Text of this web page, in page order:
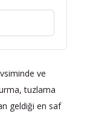
ve
tuzlama
geldiği en saf